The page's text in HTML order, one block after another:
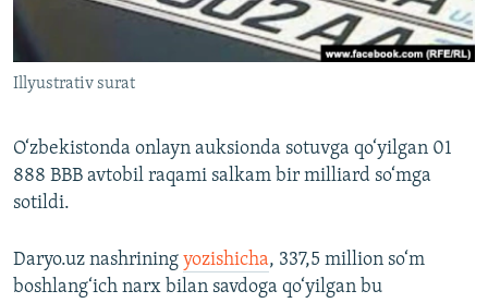
Illyustrativ surat
O‘zbekistonda onlayn auksionda sotuvga qo‘yilgan 01
888 BBB avtobil raqami salkam bir milliard so‘mga
sotildi.
Daryo.uz nashrining yozishicha, 337,5 million so‘m
boshlang‘ich narx bilan savdoga qo‘yilgan bu